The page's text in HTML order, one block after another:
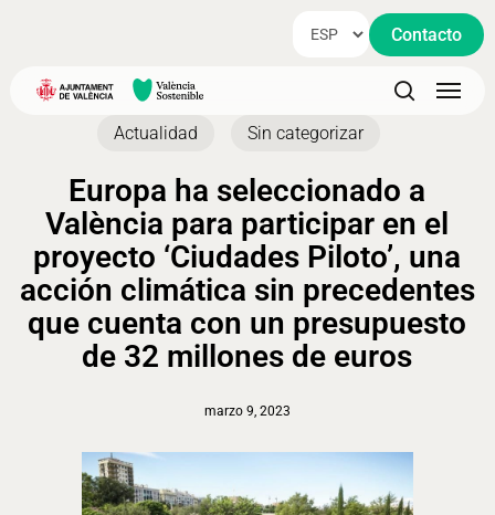
content
Contacto
search
Menu
Actualidad Sin categorizar
Europa ha seleccionado a
València para participar en el
proyecto ‘Ciudades Piloto’, una
acción climática sin precedentes
que cuenta con un presupuesto
de 32 millones de euros
marzo 9, 2023